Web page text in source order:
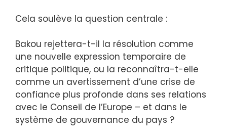
Cela soulève la question centrale :
Bakou rejettera-t-il la résolution comme
une nouvelle expression temporaire de
critique politique, ou la reconnaîtra-t-elle
comme un avertissement d’une crise de
confiance plus profonde dans ses relations
avec le Conseil de l’Europe – et dans le
système de gouvernance du pays ?